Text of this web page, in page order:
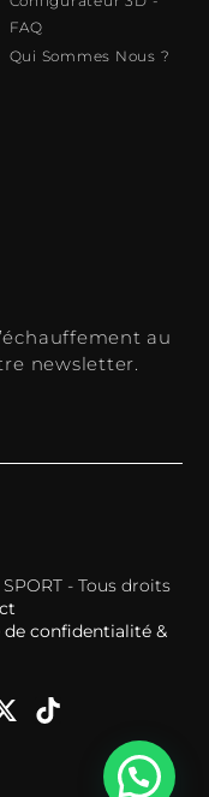
FAQ
Qui Sommes Nous ?
au
newsletter.
- Tous droits
confidentialité &